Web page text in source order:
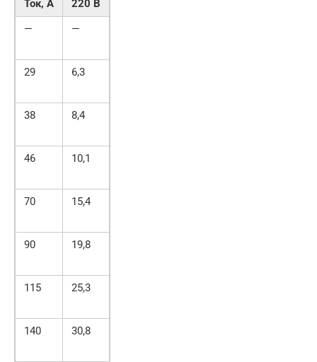
Ток, А
220 В
—
—
29 6,3
38 8,4
46 10,1
70 15,4
90 19,8
115 25,3
140 30,8